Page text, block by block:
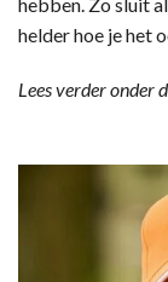
helder hoe je het
Lees verder onder